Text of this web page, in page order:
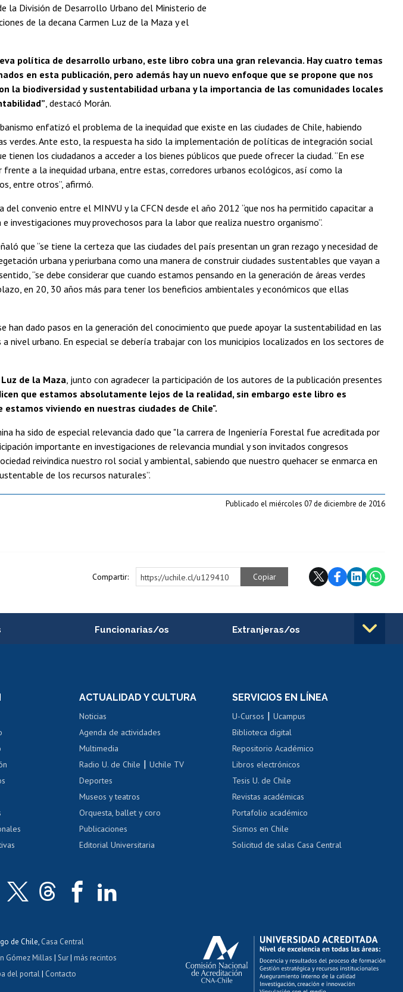
la División de Desarrollo Urbano del Ministerio de
de la decana Carmen Luz de la Maza y el
política de desarrollo urbano, este libro cobra una gran relevancia. Hay cuatro temas
en esta publicación, pero además hay un nuevo enfoque que se propone que nos
la biodiversidad y sustentabilidad urbana y la importancia de las comunidades locales
, destacó Morán.
enfatizó el problema de la inequidad que existe en las ciudades de Chile, habiendo
verdes. Ante esto, la respuesta ha sido la implementación de políticas de integración social
tienen los ciudadanos a acceder a los bienes públicos que puede ofrecer la ciudad. “En ese
a la inequidad urbana, entre estas, corredores urbanos ecológicos, así como la
entre otros”, afirmó.
convenio entre el MINVU y la CFCN desde el año 2012 “que nos ha permitido capacitar a
investigaciones muy provechosos para la labor que realiza nuestro organismo”.
que “se tiene la certeza que las ciudades del país presentan un gran rezago y necesidad de
urbana y periurbana como una manera de construir ciudades sustentables que vayan a
“se debe considerar que cuando estamos pensando en la generación de áreas verdes
en 20, 30 años más para tener los beneficios ambientales y económicos que ellas
han dado pasos en la generación del conocimiento que puede apoyar la sustentabilidad en las
nivel urbano. En especial se debería trabajar con los municipios localizados en los sectores de
de la Maza , junto con agradecer la participación de los autores de la publicación presentes
que estamos absolutamente lejos de la realidad, sin embargo este libro es
viviendo en nuestras ciudades de Chile".
ha sido de especial relevancia dado que "la carrera de Ingeniería Forestal fue acreditada por
importante en investigaciones de relevancia mundial y son invitados congresos
reivindica nuestro rol social y ambiental, sabiendo que nuestro quehacer se enmarca en
de los recursos naturales”.
Publicado el miércoles 07 de diciembre de 2016
Compartir: https://uchile.cl/u129410 Copiar
AUCAI
Funcionarias/os
Portal de movilidad interna
Certificado de renta
Certificado de renta
Gestión de correo uchile
Extranjeras/os
Movilidad Estudiantil
Cursos de español
Acoso laboral, sexual y violencia
ACTUALIDAD Y CULTURA
Noticias
Agenda de actividades
Multimedia
Radio U. de Chile |Uchile TV
Deportes
Museos y teatros
Orquesta, ballet y coro
Publicaciones
Editorial Universitaria
SERVICIOS EN LÍNEA
U-Cursos |Ucampus
Biblioteca digital
Repositorio Académico
Libros electrónicos
Tesis U. de Chile
Revistas académicas
Portafolio académico
Sismos en Chile
Solicitud de salas Casa Central
de Chile, Casa Central
Gómez Millas | Sur| más recintos
del portal| Contacto